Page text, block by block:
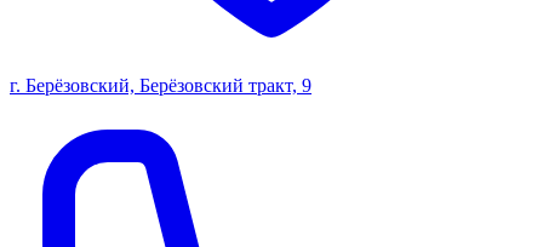
г. Берёзовский, Берёзовский тракт, 9